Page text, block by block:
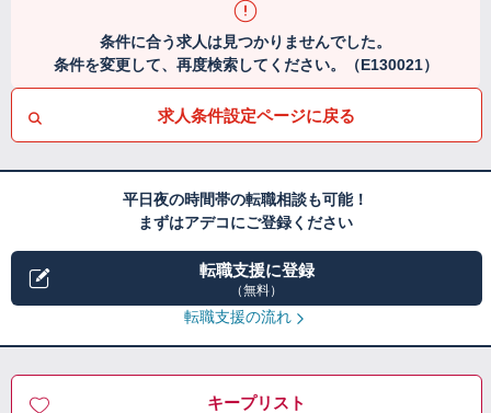
条件に合う求人は見つかりませんでした。
条件を変更して、再度検索してください。（E130021）
求人条件設定ページに戻る
平日夜の時間帯の転職相談も可能！
まずはアデコにご登録ください
転職支援に登録
（無料）
転職支援の流れ
キープリスト